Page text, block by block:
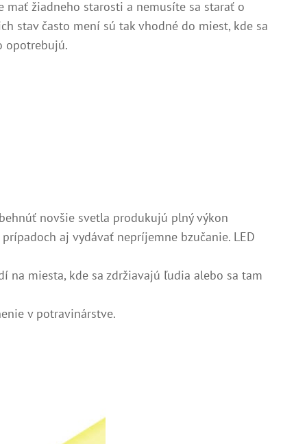
mať žiadneho starosti a nemusíte sa starať o
stav často mení sú tak vhodné do miest, kde sa
opotrebujú.
novšie svetla produkujú plný výkon
aj vydávať nepríjemne bzučanie. LED
na miesta, kde sa zdržiavajú ľudia alebo sa tam
v potravinárstve.